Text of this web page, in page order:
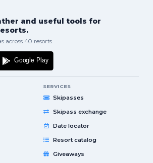
and useful tools for
across 40 resorts.
SERVICES
Skipasses
Skipass exchange
Date locator
Resort catalog
Giveaways